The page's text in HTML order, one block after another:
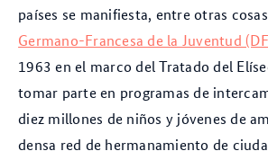
países se manifiesta, entre otras
Germano-Francesa de la Juventud
1963 en el marco del Tratado del
tomar parte en programas de
diez millones de niños y jóvenes de
densa red de hermanamiento de